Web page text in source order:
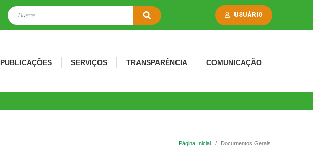
USUÁRIO
PUBLICAÇÕES SERVIÇOS TRANSPARÊNCIA COMUNICAÇÃO
Página Inicial Documentos Gerais